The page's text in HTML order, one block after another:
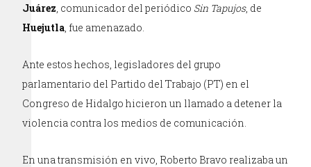
Juárez , comunicador del periódico Sin Tapujos, de
Huejutla , fue amenazado.
Ante estos hechos, legisladores del grupo
parlamentario del Partido del Trabajo (PT) en el
Congreso de Hidalgo hicieron un llamado a detener la
violencia contra los medios de comunicación.
En una transmisión en vivo, Roberto Bravo realizaba un